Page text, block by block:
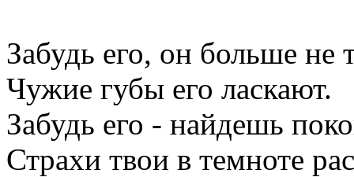
Забудь его, он больше не
Чужие губы его ласкают.
Забудь его - найдешь
Страхи твои в темноте